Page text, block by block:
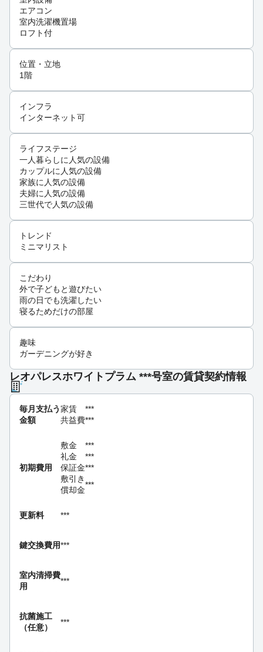
エアコン
室内洗濯機置場
ロフト付
位置・立地
1階
インフラ
インターネット可
ライフステージ
一人暮らしに人気の設備
カップルに人気の設備
家族に人気の設備
夫婦に人気の設備
三世代で人気の設備
トレンド
ミニマリスト
こだわり
外で子どもと遊びたい
雨の日でも洗濯したい
寝るためだけの部屋
趣味
ガーデニングが好き
レオパレスホワイトプラム ***号室の賃貸契約情報
毎月支払う
金額
家賃
***
共益費***
初期費用
敷金
***
礼金
***
保証金***
敷引き
償却金
***
更新料 ***
鍵交換費用***
室内清掃費
用
***
抗菌施工
（任意）
***